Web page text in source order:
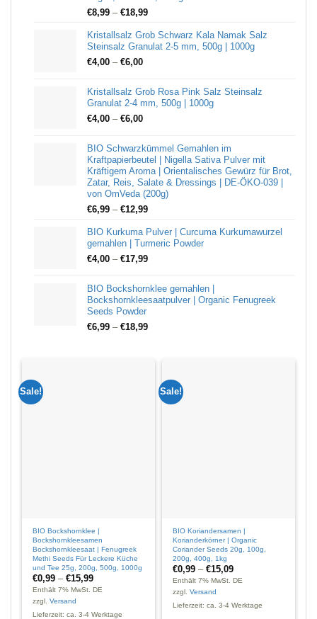
€8,99– €18,99
Kristallsalz Grob Schwarz Kala Namak Salz
Steinsalz Granulat 2-5 mm, 500g | 1000g
€4,00– €6,00
Kristallsalz Grob Rosa Pink Salz Steinsalz
Granulat 2-4 mm, 500g | 1000g
€4,00– €6,00
BIO Schwarzkümmel Gemahlen im
Kraftpapierbeutel | Nigella Sativa Pulver mit
Kräftigem Aroma | Orientalisches Gewürz für Brot,
Zatar, Reis, Salate & Dressings | DE-ÖKO-039 |
von OmVeda (200g)
€6,99– €12,99
BIO Kurkuma Pulver | Curcuma Kurkumawurzel
gemahlen | Turmeric Powder
€4,00– €17,99
BIO Bockshornklee gemahlen |
Bockshornkleesaatpulver | Organic Fenugreek
Seeds Powder
€6,99– €18,99
Sale!
BIO Bockshornklee |
Bockshornkleesamen
Bockshornkleesaat | Fenugreek
Methi Seeds Für Leckere Küche
und Tee 25g, 200g, 500g, 1000g
€0,99 –€15,99
Enthält 7% MwSt. DE
zzgl.Versand
Lieferzeit: ca. 3-4 Werktage
Sale!
BIO Koriandersamen |
Korianderkörner | Organic
Coriander Seeds 20g, 100g,
200g, 400g, 1kg
€0,99 –€15,09
Enthält 7% MwSt. DE
zzgl.Versand
Lieferzeit: ca. 3-4 Werktage